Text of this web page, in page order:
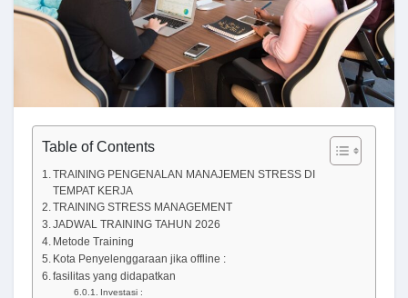
Table of Contents
TRAINING PENGENALAN MANAJEMEN STRESS DI
TEMPAT KERJA
TRAINING STRESS MANAGEMENT
JADWAL TRAINING TAHUN 2026
Metode Training
Kota Penyelenggaraan jika offline :
fasilitas yang didapatkan
Investasi :